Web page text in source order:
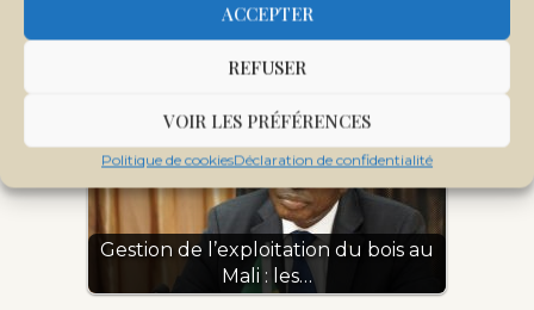
ACCEPTER
REFUSER
VOIR LES PRÉFÉRENCES
Politique de cookiesDéclaration de confidentialité
Publications similaires:
Gestion de l’exploitation du bois au
Mali : les…